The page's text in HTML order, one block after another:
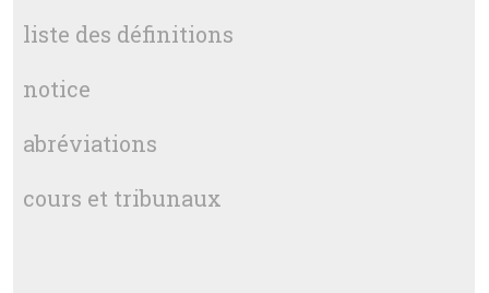
liste des définitions
notice
abréviations
cours et tribunaux